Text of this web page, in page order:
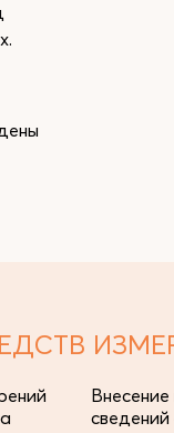
Внесение